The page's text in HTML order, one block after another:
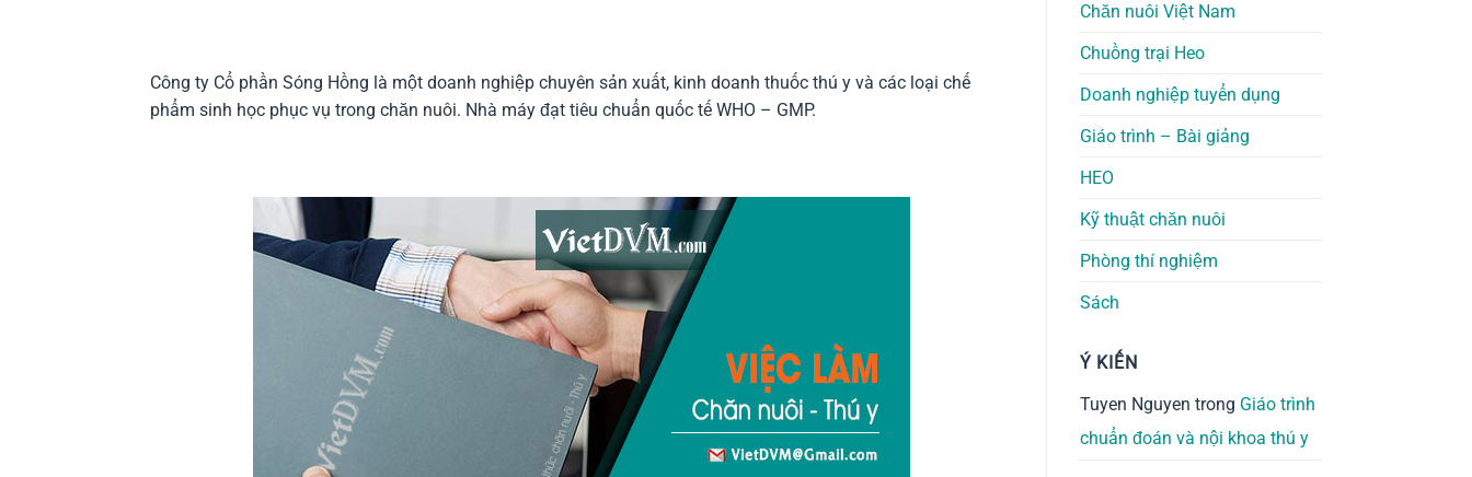
Công ty Cổ phần Sóng Hồng là một doanh nghiệp chuyên sản xuất, kinh doanh thuốc thú y và các loại chế
phẩm sinh học phục vụ trong chăn nuôi. Nhà máy đạt tiêu chuẩn quốc tế WHO – GMP.
Chăn nuôi Việt Nam
Chuồng trại Heo
Doanh nghiệp tuyển dụng
Giáo trình – Bài giảng
HEO
Kỹ thuật chăn nuôi
Phòng thí nghiệm
Sách
Ý KIẾN
Tuyen Nguyen trong Giáo trình
chuẩn đoán và nội khoa thú y